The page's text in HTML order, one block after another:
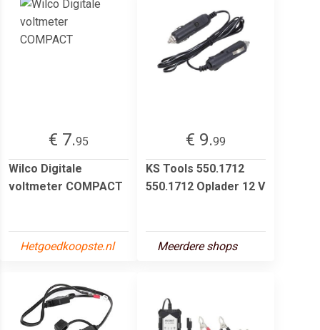
€ 7.95
Wilco Digitale
voltmeter COMPACT
Hetgoedkoopste.nl
€ 9.99
KS Tools 550.1712
550.1712 Oplader 12 V
Meerdere shops